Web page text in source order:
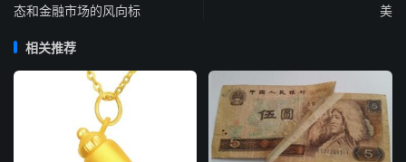
态和金融市场的风向标
美
相关推荐